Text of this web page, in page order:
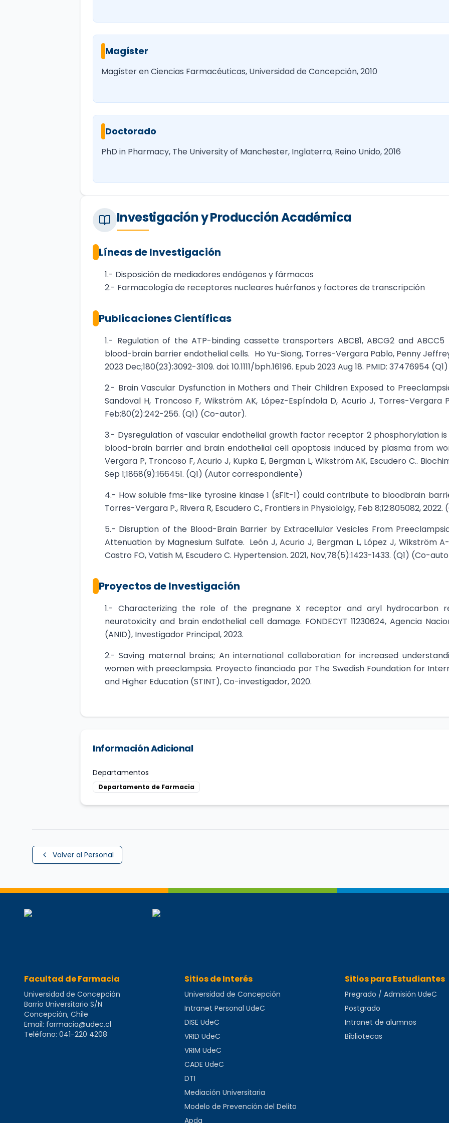
Magíster
Magíster en Ciencias Farmacéuticas, Universidad de Concepción, 2010
Doctorado
PhD in Pharmacy, The University of Manchester, Inglaterra, Reino Unido, 2016
Investigación y Producción Académica
Líneas de Investigación
1.- Disposición de mediadores endógenos y fármacos
2.- Farmacología de receptores nucleares huérfanos y factores de transcripción
Publicaciones Científicas
1.- Regulation of the ATP-binding cassette transporters ABCB1, ABCG2 and
blood-brain barrier endothelial cells. Ho Yu-Siong, Torres-Vergara Pablo, Penny
2023 Dec;180(23):3092-3109. doi: 10.1111/bph.16196. Epub 2023 Aug 18. PMID: 37476954
2.- Brain Vascular Dysfunction in Mothers and Their Children Exposed to
Sandoval H, Troncoso F, Wikström AK, López-Espíndola D, Acurio J, Torres-Vergara
Feb;80(2):242-256. (Q1) (Co-autor).
3.- Dysregulation of vascular endothelial growth factor receptor 2 phosphorylation
blood-brain barrier and brain endothelial cell apoptosis induced by plasma from
Vergara P, Troncoso F, Acurio J, Kupka E, Bergman L, Wikström AK, Escudero C..
Sep 1;1868(9):166451. (Q1) (Autor correspondiente)
4.- How soluble fms-like tyrosine kinase 1 (sFlt-1) could contribute to bloodbrain
Torres-Vergara P., Rivera R, Escudero C., Frontiers in Physiololgy, Feb 8;12:805082,
5.- Disruption of the Blood-Brain Barrier by Extracellular Vesicles From
Attenuation by Magnesium Sulfate. León J, Acurio J, Bergman L, López J, Wikström
Castro FO, Vatish M, Escudero C. Hypertension. 2021, Nov;78(5):1423-1433. (Q1) (Co-
Proyectos de Investigación
1.- Characterizing the role of the pregnane X receptor and aryl hydrocarbon
neurotoxicity and brain endothelial cell damage. FONDECYT 11230624, Agencia
(ANID), Investigador Principal, 2023.
2.- Saving maternal brains; An international collaboration for increased
women with preeclampsia. Proyecto financiado por The Swedish Foundation for
and Higher Education (STINT), Co-investigador, 2020.
Información Adicional
Departamentos
Departamento de Farmacia
Volver al Personal
Facultad de Farmacia
Universidad de Concepción
Barrio Universitario S/N
Concepción, Chile
Email: farmacia@udec.cl
Teléfono: 041-220 4208
Sitios de Interés
Universidad de Concepción
Intranet Personal UdeC
DISE UdeC
VRID UdeC
VRIM UdeC
CADE UdeC
DTI
Mediación Universitaria
Modelo de Prevención del Delito
Apda
Sitios para Estudiantes
Pregrado / Admisión UdeC
Postgrado
Intranet de alumnos
Bibliotecas